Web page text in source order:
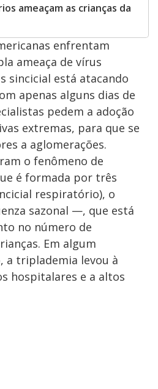
ameaçam as crianças da
enfrentam
ameaça de vírus
sincicial está atacando
apenas alguns dias de
pedem a adoção
extremas, para que se
a aglomerações.
o fenômeno de
é formada por três
respiratório), o
sazonal —, que está
no número de
Em algum
a triplademia levou à
hospitalares e a altos